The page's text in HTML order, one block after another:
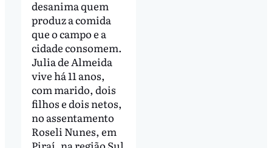
desanima quem
produz a comida
que o campo e a
cidade consomem.
Julia de Almeida
vive há 11 anos,
com marido, dois
filhos e dois netos,
no assentamento
Roseli Nunes, em